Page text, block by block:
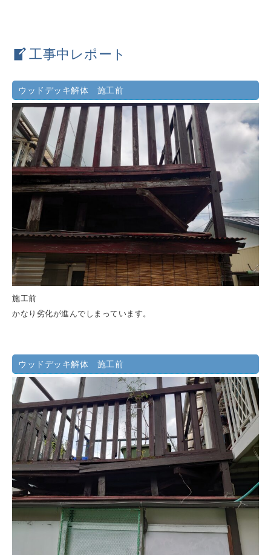
工事中レポート
ウッドデッキ解体 施工前
施工前
かなり劣化が進んでしまっています。
ウッドデッキ解体 施工前